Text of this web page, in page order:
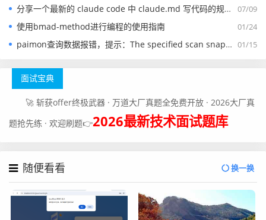
这里我们是把时间精确到天，然后p202306这个名称的分区
存放小于2023年7月1日的数据，p202307这个名称的分区
的名称依次类推。
在mysql中没有提供动态分区的功能，因此这里我们需要提
前建立好所有的分区，如果插入数据的时候找不到对应的分
区，那么就会直接抛错，所以一般我们会添加一个less than
maxvalue来作为备份，这样子当招不到合适的分区的时候，
2）list分区
这里list分区主要的场景是一些以枚举类为案例的场景，例如
我们做智慧城市的话，由于数据量比较大，我们可以按区县
进行枚举，使用list进行分区。mysql中使用list分区对应的关
07/09
分享一个最新的 claude code 中 claude.md 写代码的规约文件
01/24
使用bmad-method进行编程的使用指南
01/15
paimon查询数据报错，提示：The specified scan snapshotId 15845 is out of available snapshotId range [17875, 178
面试宝典
🚀 斩获offer终极武器 · 万道大厂真题全免费开放 · 2026大厂真
题抢先练 · 欢迎刷题👉2026最新技术面试题库
随便看看 换一换